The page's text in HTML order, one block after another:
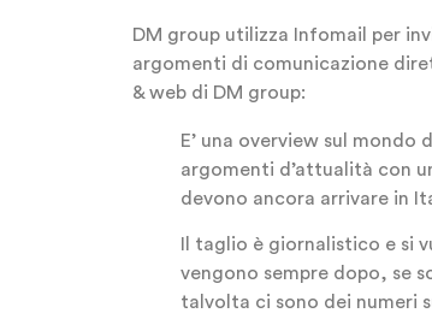
DM group utilizza Infomail per
argomenti di comunicazione
& web di DM group:
E’ una overview sul
argomenti d’attualità con
devono ancora arrivare in
Il taglio è giornalistico e si
vengono sempre dopo, se
talvolta ci sono dei numeri